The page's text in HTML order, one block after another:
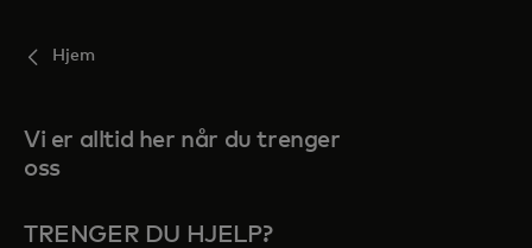
Hjem
Vi er alltid her når du trenger
oss
TRENGER DU HJELP?